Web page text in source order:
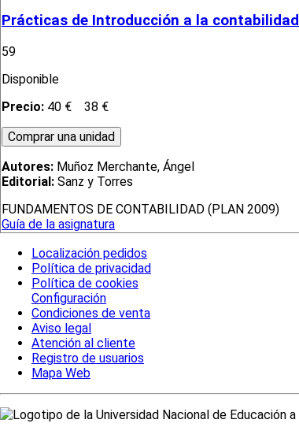
Prácticas de Introducción a la contabilidad
59
Disponible
Precio: 40 € 38 €
Autores: Muñoz Merchante, Ángel
Editorial: Sanz y Torres
FUNDAMENTOS DE CONTABILIDAD (PLAN 2009)
Guía de la asignatura
Localización pedidos
Política de privacidad
Política de cookies
Configuración
Condiciones de venta
Aviso legal
Atención al cliente
Registro de usuarios
Mapa Web